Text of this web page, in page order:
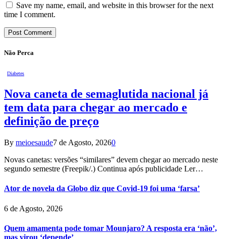
Save my name, email, and website in this browser for the next
time I comment.
Não Perca
Diabetes
Nova caneta de semaglutida nacional já
tem data para chegar ao mercado e
definição de preço
By meioesaude7 de Agosto, 20260
Novas canetas: versões “similares” devem chegar ao mercado neste
segundo semestre (Freepik/.) Continua após publicidade Ler…
Ator de novela da Globo diz que Covid-19 foi uma ‘farsa’
6 de Agosto, 2026
Quem amamenta pode tomar Mounjaro? A resposta era ‘não’,
mas virou ‘depende’